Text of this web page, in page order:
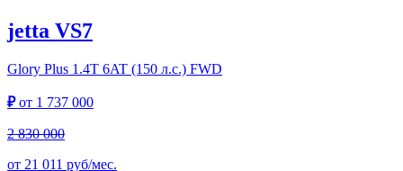
jetta VS7
Glory Plus 1.4T 6AT (150 л.с.) FWD
₽от 1 737 000
2 830 000
от 21 011 руб/мес.